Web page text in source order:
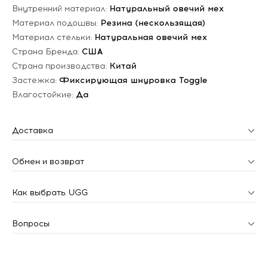
Внутренний материал: Натуральный овечий мех
Материал подошвы: Резина (нескользящая)
Материал стельки: Натуральная овечий мех
Страна Бренда: США
Страна производства: Китай
Застежка: Фиксирующая шнуровка Toggle
Влагостойкие: Да
Доставка
Обмен и возврат
Как выбрать UGG
Вопросы